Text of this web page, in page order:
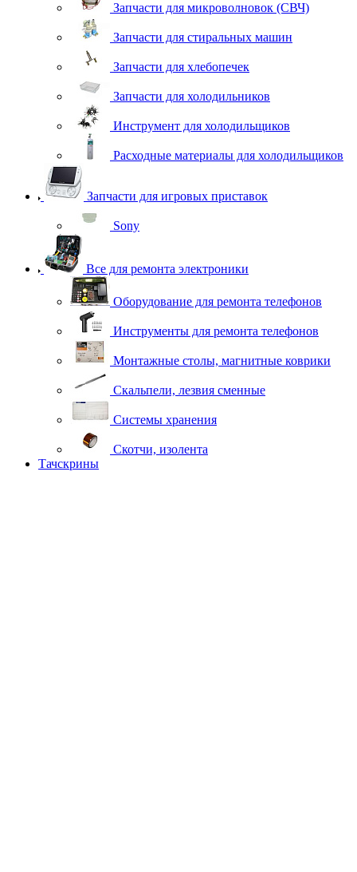
Запчасти для микроволновок (СВЧ)
Запчасти для стиральных машин
Запчасти для хлебопечек
Запчасти для холодильников
Инструмент для холодильщиков
Расходные материалы для холодильщиков
Запчасти для игровых приставок
Sony
Все для ремонта электроники
Оборудование для ремонта телефонов
Инструменты для ремонта телефонов
Монтажные столы, магнитные коврики
Скальпели, лезвия сменные
Системы хранения
Скотчи, изолента
Тачскрины